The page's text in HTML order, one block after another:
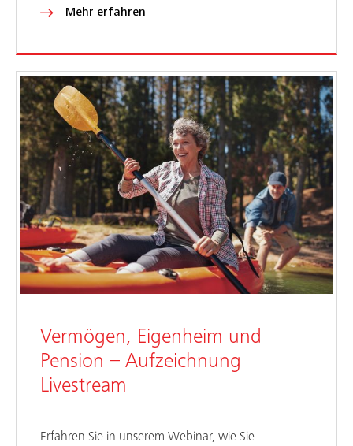
Mehr erfahren
Vermögen, Eigenheim und
Pension – Aufzeichnung
Livestream
Erfahren Sie in unserem Webinar, wie Sie